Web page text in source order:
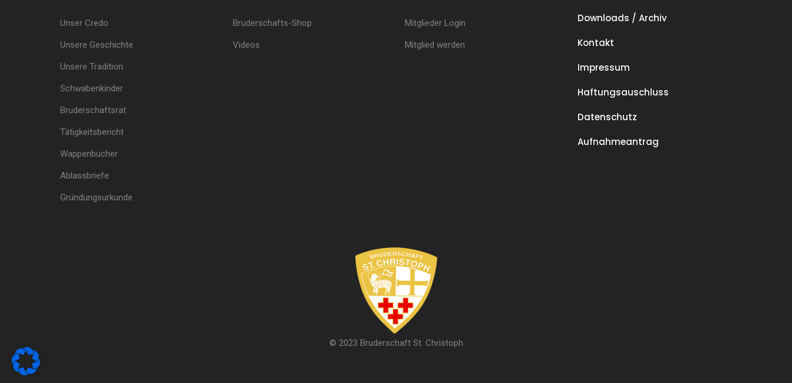
Unser Credo
Unsere Geschichte
Unsere Tradition
Schwabenkinder
Bruderschaftsrat
Tätigkeitsbericht
Wappenbücher
Ablassbriefe
Gründungsurkunde
Bruderschafts-Shop
Videos
Mitglieder Login
Mitglied werden
Downloads / Archiv
Kontakt
Impressum
Haftungsauschluss
Datenschutz
Aufnahmeantrag
© 2023 Bruderschaft St. Christoph